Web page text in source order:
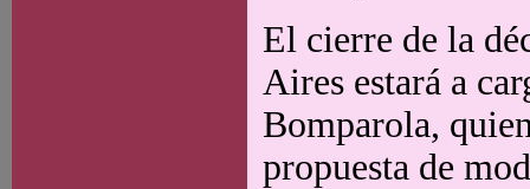
El cierre de la
Aires estará a
Bomparola,
propuesta de